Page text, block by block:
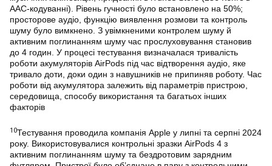
AAC‑кодуванні). Рівень гучності було встановлено на 50%;
просторове аудіо, функцію виявлення розмови та контроль
шуму було вимкнено. З увімкненими контролем шуму й
активним поглинанням шуму час прослуховування становив
до 4 годин. У процесі тестування визначалася тривалість
роботи акумуляторів AirPods під час відтворення аудіо, яке
тривало доти, доки один з навушників не припиняв роботу. Час
роботи від акумулятора залежить від параметрів пристрою,
середовища, способу використання та багатьох інших
факторів
10Тестування проводила компанія Apple у липні та серпні 2024
року. Використовувалися контрольні зразки AirPods 4 з
активним поглинанням шуму та бездротовим зарядним